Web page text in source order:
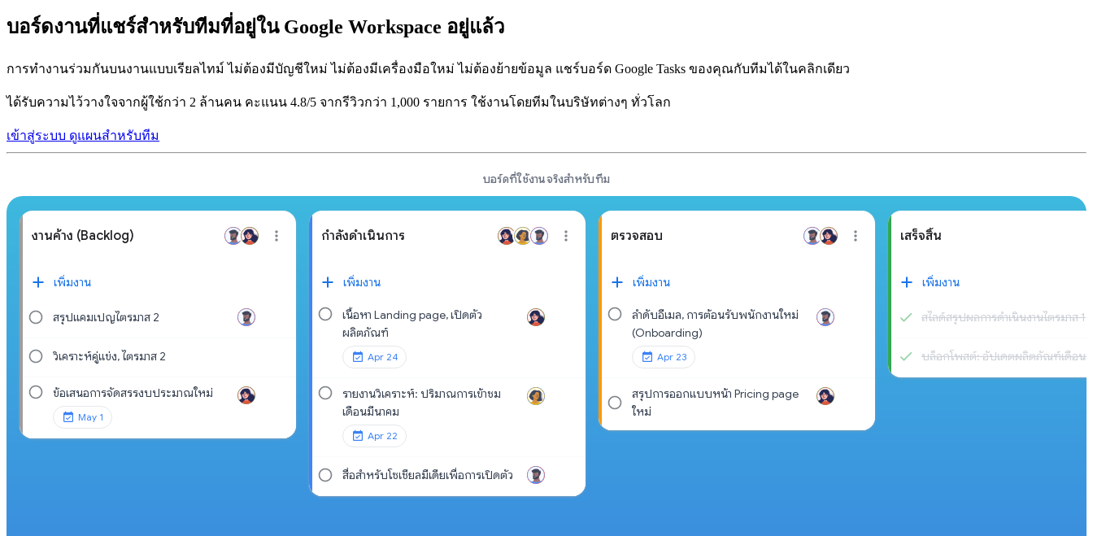
บอร์ดงานที่แชร์สำหรับทีมที่อยู่ใน Google Workspace อยู่แล้ว
การทำงานร่วมกันบนงานแบบเรียลไทม์ ไม่ต้องมีบัญชีใหม่ ไม่ต้องมีเครื่องมือใหม่ ไม่ต้องย้ายข้อมูล แชร์บอร์ด Google Tasks ของคุณกับทีมได้ในคลิกเดียว
ได้รับความไว้วางใจจากผู้ใช้กว่า 2 ล้านคน คะแนน 4.8/5 จากรีวิวกว่า 1,000 รายการ ใช้งานโดยทีมในบริษัทต่างๆ ทั่วโลก
เข้าสู่ระบบ ดูแผนสำหรับทีม
บอร์ดที่ใช้งานจริงสำหรับทีม
งานค้าง (Backlog)
เพิ่มงาน
สรุปแคมเปญไตรมาส 2
วิเคราะห์คู่แข่ง, ไตรมาส 2
ข้อเสนอการจัดสรรงบประมาณใหม่
May 1
กำลังดำเนินการ
เพิ่มงาน
เนื้อหา Landing page, เปิดตัว
ผลิตภัณฑ์
Apr 24
รายงานวิเคราะห์: ปริมาณการเข้าชม
เดือนมีนาคม
Apr 22
สื่อสำหรับโซเชียลมีเดียเพื่อการเปิดตัว
ตรวจสอบ
เพิ่มงาน
ลำดับอีเมล, การต้อนรับพนักงานใหม่
(Onboarding)
Apr 23
สรุปการออกแบบหน้า Pricing page
ใหม่
เสร็จสิ้น
เพิ่มงาน
สไลด์สรุปผลการดำเนินงานไตรมาส 1
บล็อกโพสต์: อัปเดตผลิตภัณฑ์เดือนเ